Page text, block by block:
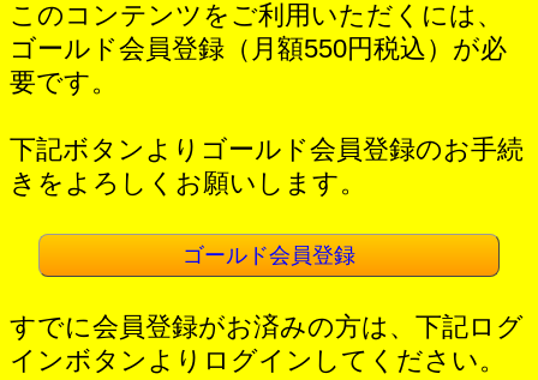
このコンテンツをご利用いただくには、
ゴールド会員登録（月額550円税込）が必
要です。
下記ボタンよりゴールド会員登録のお手続
きをよろしくお願いします。
ゴールド会員登録
すでに会員登録がお済みの方は、下記ログ
インボタンよりログインしてください。